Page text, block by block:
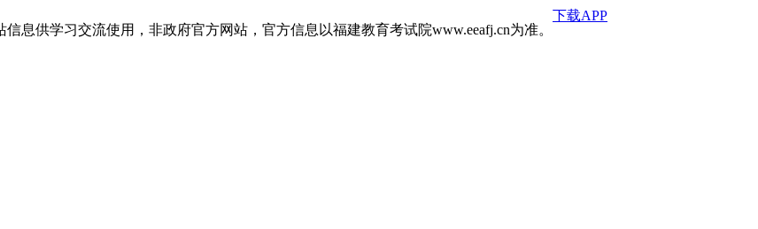
息供学习交流使用，非政府官方网站，官方信息以福建教育考试院www.eeafj.cn为准。
下载APP